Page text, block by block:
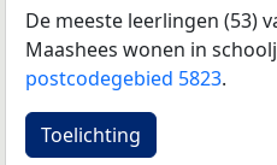
De meeste leerlingen (53)
Maashees wonen in
postcodegebied 5823.
Toelichting